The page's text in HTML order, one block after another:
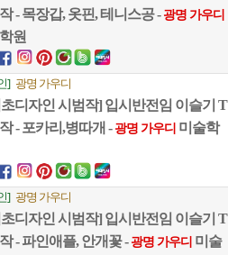
- 목장갑, 옷핀, 테니스공 - 광명 가우디
원
] 광명 가우디
디자인 시범작] 입시반전임 이슬기 T
- 포카리,병따개 - 광명 가우디 미술학
] 광명 가우디
디자인 시범작] 입시반전임 이슬기 T
- 파인애플, 안개꽃 - 광명 가우디 미술